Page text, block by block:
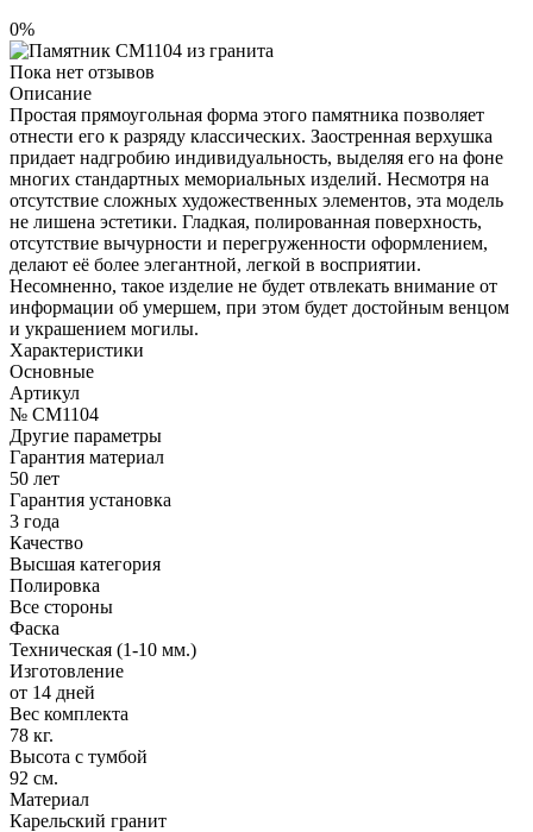
0%
Пока нет отзывов
Описание
Простая прямоугольная форма этого памятника позволяет
отнести его к разряду классических. Заостренная верхушка
придает надгробию индивидуальность, выделяя его на фоне
многих стандартных мемориальных изделий. Несмотря на
отсутствие сложных художественных элементов, эта модель
не лишена эстетики. Гладкая, полированная поверхность,
отсутствие вычурности и перегруженности оформлением,
делают её более элегантной, легкой в восприятии.
Несомненно, такое изделие не будет отвлекать внимание от
информации об умершем, при этом будет достойным венцом
и украшением могилы.
Характеристики
Основные
Артикул
№ CM1104
Другие параметры
Гарантия материал
50 лет
Гарантия установка
3 года
Качество
Высшая категория
Полировка
Все стороны
Фаска
Техническая (1-10 мм.)
Изготовление
от 14 дней
Вес комплекта
78 кг.
Высота с тумбой
92 см.
Материал
Карельский гранит